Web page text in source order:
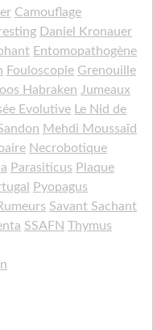
Camouflage
Daniel Kronauer
Entomopathogène
Fouloscopie Grenouille
Habraken Jumeaux
Evolutive
Le Nid de
Mehdi Moussaïd
Necrobotique
Parasiticus Plaque
Pyopagus
Savant Sachant
SSAFN Thymus